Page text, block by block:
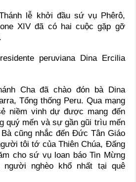
lễ khởi đầu sứ vụ Phêrô,
XIV đã có hai cuộc gặp gỡ
Cha đã chào đón bà Dina
Tổng thống Peru. Qua mạng
niềm vinh dự được mang đến
quý mến và sự gần gũi trìu mến
cũng nhắc đến Đức Tân Giáo
tôi tớ của Thiên Chúa, Đấng
cho sứ vụ loan báo Tin Mừng
nghèo khổ nhất tại quê